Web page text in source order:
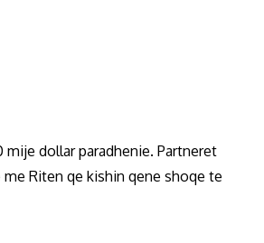
dollar paradhenie. Partneret
Riten qe kishin qene shoqe te